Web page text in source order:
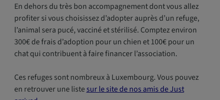
En dehors du très bon accompagnement dont vous allez
profiter si vous choisissez d’adopter auprès d’un refuge,
l’animal sera pucé, vacciné et stérilisé. Comptez environ
300€ de frais d’adoption pour un chien et 100€ pour un
chat qui contribuent à faire financer l’association.
Ces refuges sont nombreux à Luxembourg. Vous pouvez
en retrouver une listesur le site de nos amis de Just